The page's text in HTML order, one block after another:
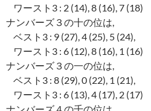
ワースト3 : 2 (14), 8 (16), 7 (18)
ナンバーズ３の十の位は,
ベスト3 : 9 (27), 4 (25), 5 (24),
ワースト3 : 6 (12), 8 (16), 1 (16)
ナンバーズ３の一の位は,
ベスト3 : 8 (29), 0 (22), 1 (21),
ワースト3 : 6 (13), 4 (17), 2 (17)